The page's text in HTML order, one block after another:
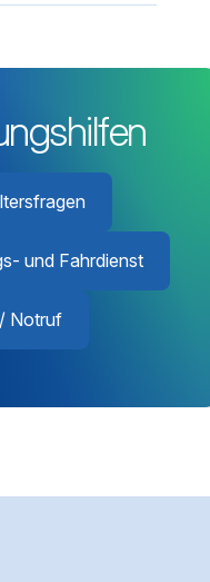
und Fahrdienst
Notruf